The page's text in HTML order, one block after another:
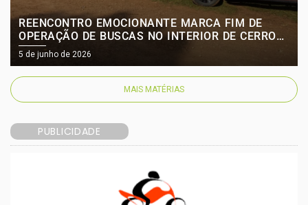
REENCONTRO EMOCIONANTE MARCA FIM DE
OPERAÇÃO DE BUSCAS NO INTERIOR DE CERRO
NEGRO
5 de junho de 2026
MAIS MATÉRIAS
PUBLICIDADE